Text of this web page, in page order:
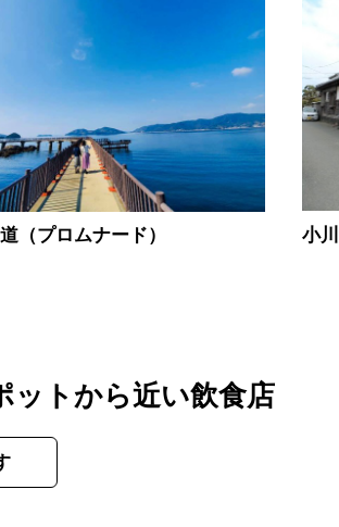
（プロムナード） 小
ットから近い飲食店